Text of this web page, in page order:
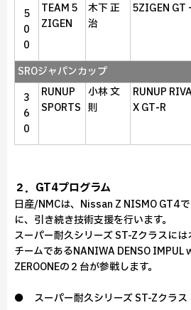
5
0
0
TEAM 5
ZIGEN
木下 正
治
5ZIGEN
SROジャパンカップ
3
6
0
RUNUP
SPORTS
小林 文
則
RUNUP
X GT‑R
２．GT4プログラム
日産/NMCは、Nissan Z NISMO GT4
に、引き続き技術支援を行います。
スーパー耐久シリーズ ST-Zクラスに
チームであるNANIWA DENSO
ZEROONEの２台が参戦します。
● スーパー耐久シリーズ ST-Zクラス